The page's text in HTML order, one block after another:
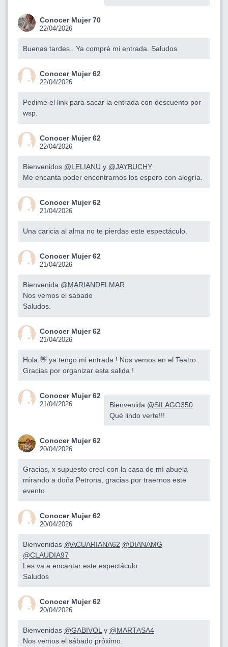
Conocer Mujer 70
22/04/2026
Buenas tardes . Ya compré mi entrada. Saludos
Conocer Mujer 62
22/04/2026
Pedime el link para sacar la entrada con descuento por
wsp.
Conocer Mujer 62
22/04/2026
Bienvenidos @LELIANU y @JAYBUCHY
Me encanta poder encontrarnos los espero con alegría.
Conocer Mujer 62
21/04/2026
Una caricia al alma no te pierdas este espectáculo.
Conocer Mujer 62
21/04/2026
Bienvenida @MARIANDELMAR
Nos vemos el sábado
Saludos.
Conocer Mujer 62
21/04/2026
Hola 👋 ya tengo mi entrada ! Nos vemos en el Teatro .
Gracias por organizar esta salida !
Conocer Mujer 62
21/04/2026 Bienvenida @SILAGO350
Qué lindo verte!!!
Conocer Mujer 62
20/04/2026
Gracias, x supuesto crecí con la casa de mí abuela
mirando a doña Petrona, gracias por traernos este
evento
Conocer Mujer 62
20/04/2026
Bienvenidas @ACUARIANA62 @DIANAMG
@CLAUDIA97
Les va a encantar este espectáculo.
Saludos
Conocer Mujer 62
20/04/2026
Bienvenidas @GABIVOLy @MARTASA4
Nos vemos el sábado próximo.